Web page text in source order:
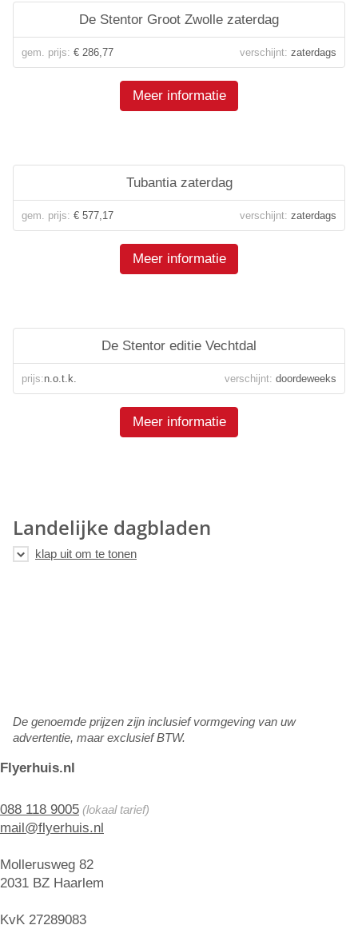
Flyerhuis.nl
088 118 9005 (lokaal tarief)
mail@flyerhuis.nl
Mollerusweg 82
2031 BZ Haarlem
KvK 27289083
De Stentor Groot Zwolle zaterdag
gem. prijs: € 286,77 verschijnt: zaterdags
Meer informatie
Tubantia zaterdag
gem. prijs: € 577,17 verschijnt: zaterdags
Meer informatie
De Stentor editie Vechtdal
prijs:n.o.t.k. verschijnt: doordeweeks
Meer informatie
Landelijke dagbladen
De genoemde prijzen zijn inclusief vormgeving van uw
advertentie, maar exclusief BTW.